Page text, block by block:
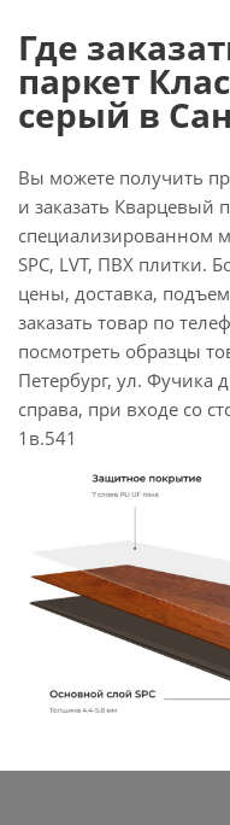
Где
паркет
серый в
Вы можете получить
и заказать Кварцевый
специализированном
SPC, LVT, ПВХ плитки.
цены, доставка,
заказать товар по
посмотреть образцы
Петербург, ул. Фучика
справа, при входе со
1в.541